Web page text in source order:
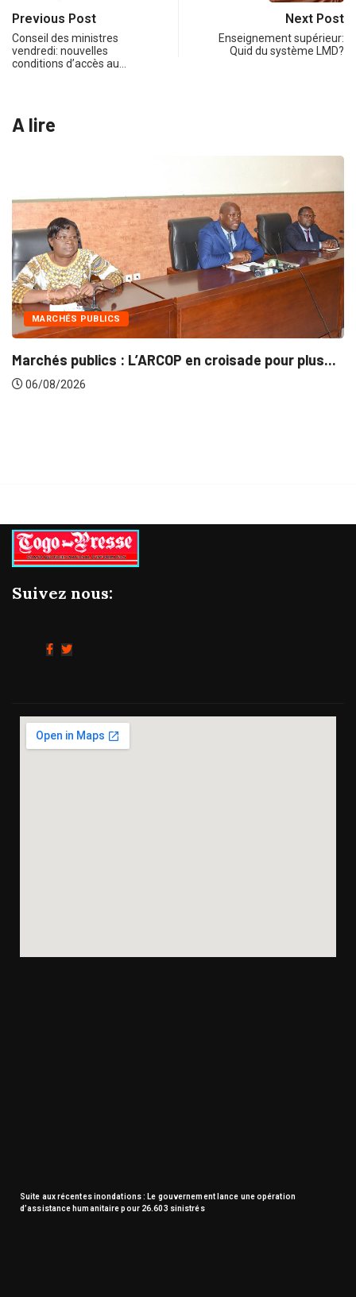
Previous Post
Conseil des ministres
vendredi: nouvelles
conditions d’accès au…
Next Post
Enseignement supérieur:
Quid du système LMD?
A lire
pour plus...
INTÉGRATION RÉGIONALE
Gestion concertée et durable du
Suivez nous:
Suite aux récentes inondations : Le gouvernement lance une opération
d’assistance humanitaire pour 26.603 sinistrés